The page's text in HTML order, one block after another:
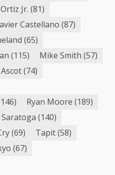
Jr. (81)
Castellano (87)
(65)
(115) Mike Smith (57)
(74)
Ryan Moore (189)
Saratoga (140)
(69) Tapit(58)
(67)